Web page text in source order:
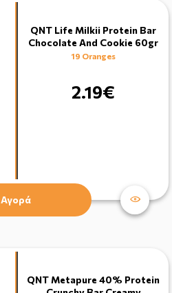
QNT Life Milkii Protein Bar
Chocolate And Cookie 60gr
19 Oranges
2.19€
Αγορά
QNT Metapure 40% Protein